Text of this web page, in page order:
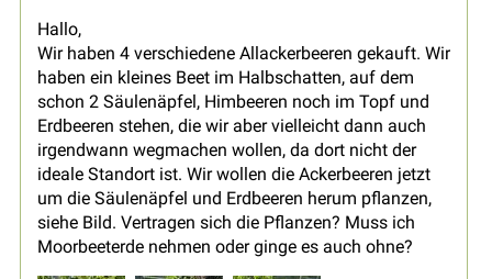
Hallo,
Wir haben 4 verschiedene Allackerbeeren gekauft. Wir
haben ein kleines Beet im Halbschatten, auf dem
schon 2 Säulenäpfel, Himbeeren noch im Topf und
Erdbeeren stehen, die wir aber vielleicht dann auch
irgendwann wegmachen wollen, da dort nicht der
ideale Standort ist. Wir wollen die Ackerbeeren jetzt
um die Säulenäpfel und Erdbeeren herum pflanzen,
siehe Bild. Vertragen sich die Pflanzen? Muss ich
Moorbeeterde nehmen oder ginge es auch ohne?